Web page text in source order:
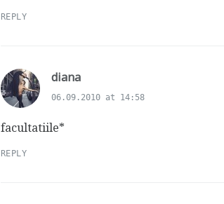
REPLY
dianas
a
06.09.2010 at 14:58
facultatiile*
REPLY